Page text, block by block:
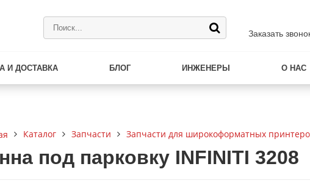
Заказать
И ДОСТАВКА БЛОГ ИНЖЕНЕРЫ О НАС
Каталог Запчасти Запчасти для широкоформатных
под парковку INFINITI 3208